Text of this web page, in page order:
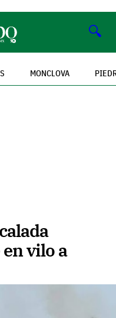
🔍
MONCLOVA
vilo a